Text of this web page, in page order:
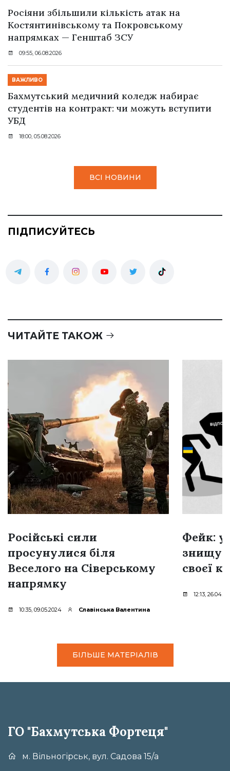
Росіяни збільшили кількість атак на
Костянтинівському та Покровському
напрямках — Генштаб ЗСУ
09:55, 06.08.2026
ВАЖЛИВО
Бахмутський медичний коледж набирає
студентів на контракт: чи можуть вступити
УБД
18:00, 05.08.2026
ВСІ НОВИНИ
ПІДПИСУЙТЕСЬ
ЧИТАЙТЕ ТАКОЖ
Російські сили
просунулися біля
Веселого на Сіверському
напрямку
10:35, 09.05.2024 Славінська Валентина
Фейк:
своєї
12:13,
БІЛЬШЕ МАТЕРІАЛІВ
ГО "Бахмутська Фортеця"
м. Вільногірськ, вул. Садова 15/а